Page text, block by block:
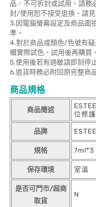
品、不可拆封或試用、請務
封/使用恕不接受退換、請見
3.因電腦螢幕設定及商品圖
準。
4.對於商品或顏色/色號有
櫃實際試色、試用後再購買
5.使用後若有過敏請即刻停
6.退貨時務必附回原完整商
商品規格
商品簡述
位修
品牌
規格 7ml*3
保存環境 室溫
是否可門市/超商
取貨
N